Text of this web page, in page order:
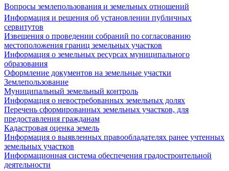
Вопросы землепользования и земельных отношений
Информация и решения об установлении публичных
сервитутов
Извещения о проведении собраний по согласованию
местоположения границ земельных участков
Информация о земельных ресурсах муниципального
образования
Оформление документов на земельные участки
Землепользование
Муниципальный земельный контроль
Информация о невостребованных земельных долях
Перечень сформированных земельных участков, для
предоставления гражданам
Кадастровая оценка земель
Информация о выявленных правообладателях ранее учтенных
земельных участков
Информационная система обеспечения градостроительной
деятельности